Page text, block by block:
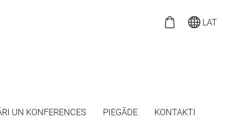
UN KONFERENCES PIEGĀDE KONTAKTI
LAT